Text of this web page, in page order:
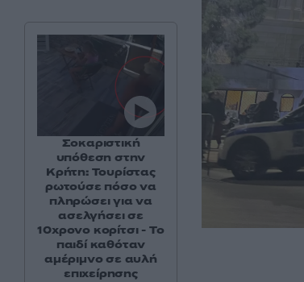
Σοκαριστική
υπόθεση στην
Κρήτη: Τουρίστας
ρωτούσε πόσο να
πληρώσει για να
ασελγήσει σε
10χρονο κορίτσι - Το
παιδί καθόταν
αμέριμνο σε αυλή
επιχείρησης